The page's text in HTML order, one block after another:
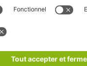
Déclaration de
stationnement sur